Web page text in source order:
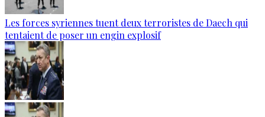
Les forces syriennes tuent deux terroristes de Daech qui
tentaient de poser un engin explosif